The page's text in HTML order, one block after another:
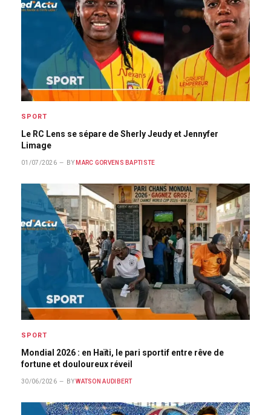
SPORT
Le RC Lens se sépare de Sherly Jeudy et Jennyfer
Limage
01/07/2026 BY MARC GORVENS BAPTISTE
SPORT
Mondial 2026 : en Haïti, le pari sportif entre rêve de
fortune et douloureux réveil
30/06/2026 BY WATSON AUDIBERT